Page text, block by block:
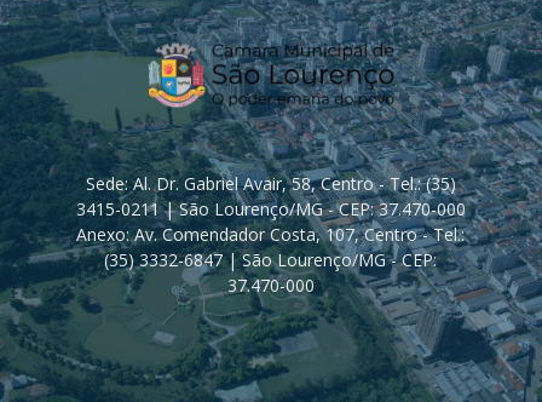
Sede: Al. Dr. Gabriel Avair, 58, Centro - Tel.: (35)
3415-0211 | São Lourenço/MG - CEP: 37.470-000
Anexo: Av. Comendador Costa, 107, Centro - Tel.:
(35) 3332-6847 | São Lourenço/MG - CEP:
37.470-000